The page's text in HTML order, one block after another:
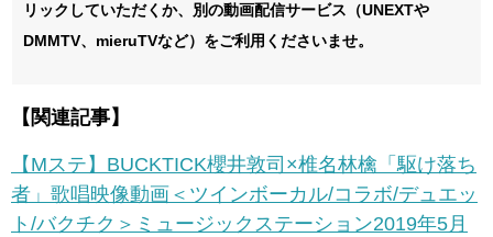
リックしていただくか、別の動画配信サービス（UNEXTや
DMMTV、mieruTVなど）をご利用くださいませ。
【関連記事】
【Mステ】BUCKTICK櫻井敦司×椎名林檎「駆け落ち
者」歌唱映像動画＜ツインボーカル/コラボ/デュエッ
ト/バクチク＞ミュージックステーション2019年5月